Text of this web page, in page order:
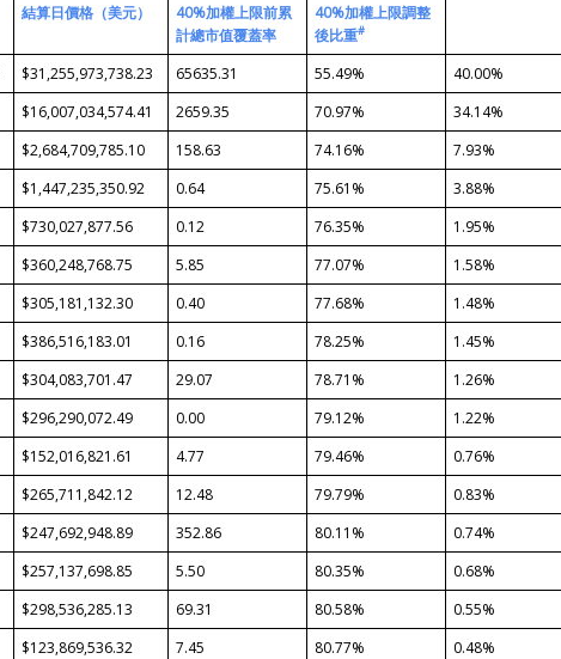
結算日價格 （美元） 40%加權上限前累
計總市值覆蓋率
40%加權上限調整
後比重#
$31,255,973,738.23 65635.31 55.49%
40.00%
$16,007,034,574.41 2659.35 70.97%
34.14%
$2,684,709,785.10 158.63 74.16%
7.93%
$1,447,235,350.92 0.64 75.61%
3.88%
$730,027,877.56 0.12 76.35%
1.95%
$360,248,768.75 5.85 77.07%
1.58%
$305,181,132.30 0.40 77.68%
1.48%
$386,516,183.01 0.16 78.25%
1.45%
$304,083,701.47 29.07 78.71%
1.26%
$296,290,072.49 0.00 79.12%
1.22%
$152,016,821.61 4.77 79.46%
0.76%
$265,711,842.12 12.48 79.79%
0.83%
$247,692,948.89 352.86 80.11%
0.74%
$257,137,698.85 5.50 80.35%
0.68%
$298,536,285.13 69.31 80.58%
0.55%
$123,869,536.32 7.45 80.77%
0.48%